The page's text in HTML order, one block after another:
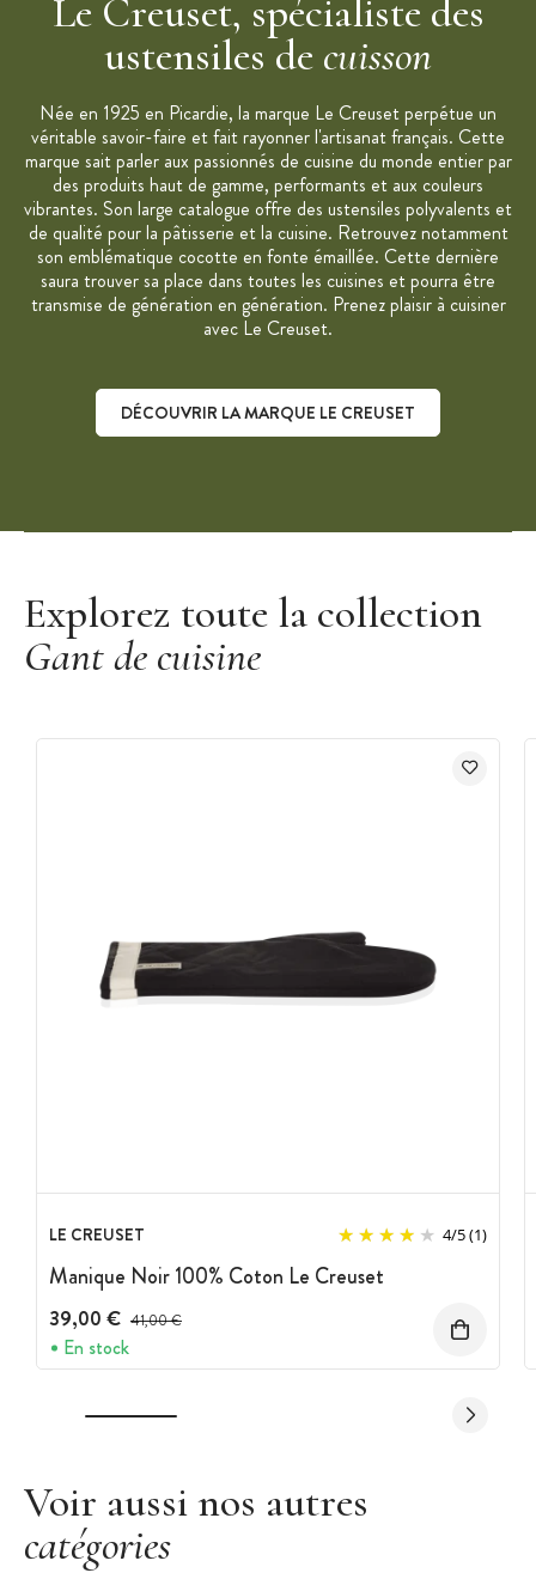
Le Creuset, spécialiste des
ustensiles de cuisson
Née en 1925 en Picardie, la marque Le Creuset perpétue un
véritable savoir-faire et fait rayonner l'artisanat français. Cette
marque sait parler aux passionnés de cuisine du monde entier par
des produits haut de gamme, performants et aux couleurs
vibrantes. Son large catalogue offre des ustensiles polyvalents et
de qualité pour la pâtisserie et la cuisine. Retrouvez notamment
son emblématique cocotte en fonte émaillée. Cette dernière
saura trouver sa place dans toutes les cuisines et pourra être
transmise de génération en génération. Prenez plaisir à cuisiner
avec Le Creuset.
DÉCOUVRIR LA MARQUE LE CREUSET
Explorez toute la collection
Gant de cuisine
LE CREUSET 4/5(1)
Manique Noir 100% Coton Le Creuset
39,00 € Prix avant réduction :
41,00 €
En stock
Voir aussi nos autres
catégories